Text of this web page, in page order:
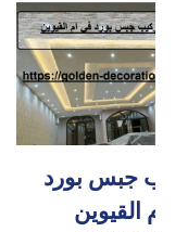
جبس بورد
ام القيوين